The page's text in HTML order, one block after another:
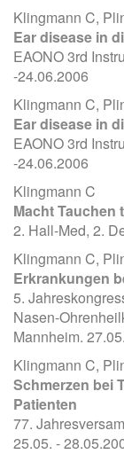
Klingmann C,
Ear disease in
EAONO 3rd
-24.06.2006
Klingmann C,
Ear disease in
EAONO 3rd
-24.06.2006
Klingmann C
Macht Tauchen
2. Hall-Med, 2.
Klingmann C,
Erkrankungen
5.
Nasen-
Mannheim.
Klingmann C,
Schmerzen bei
Patienten
77.
25.05. -